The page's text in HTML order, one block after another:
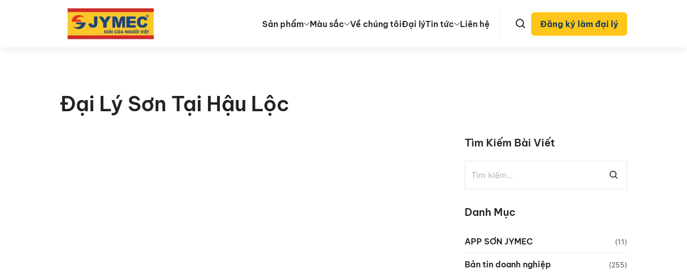
Sản phẩm Màu sắc Về chúng tôiĐại lýTin tức Liên hệ Đăng ký làm đại lý
Đại Lý Sơn Tại Hậu Lộc
Tìm Kiếm Bài Viết
Danh Mục
APP SƠN JYMEC (11)
Bản tin doanh nghiệp (255)